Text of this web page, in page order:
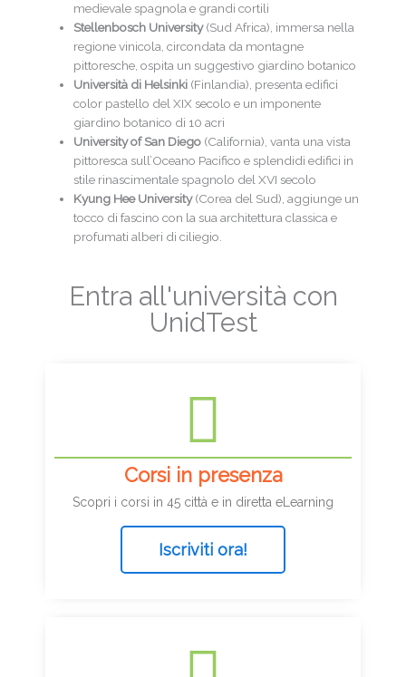
medievale spagnola e grandi cortili
Stellenbosch University(Sud Africa), immersa nella
regione vinicola, circondata da montagne
pittoresche, ospita un suggestivo giardino botanico
Università di Helsinki (Finlandia), presenta edifici
color pastello del XIX secolo e un imponente
giardino botanico di 10 acri
University of San Diego (California), vanta una vista
pittoresca sull’Oceano Pacifico e splendidi edifici in
stile rinascimentale spagnolo del XVI secolo
Kyung Hee University(Corea del Sud), aggiunge un
tocco di fascino con la sua architettura classica e
profumati alberi di ciliegio.
Entra all'università con
UnidTest
Corsi in presenza
Scopri i corsi in 45 città e in diretta eLearning
Iscriviti ora!